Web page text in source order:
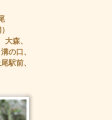
森、
の口、
駅前、